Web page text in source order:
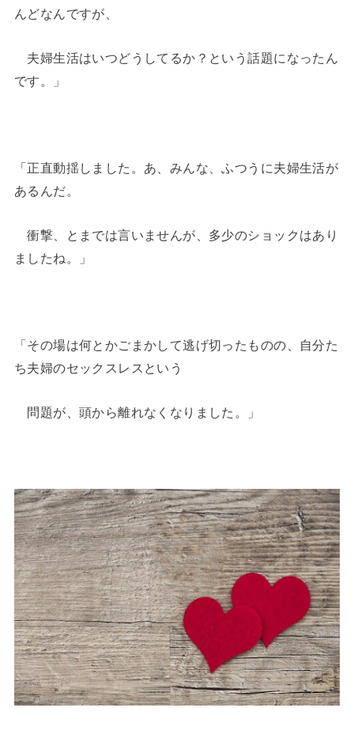
んどなんですが、
夫婦生活はいつどうしてるか？という話題になったん
です。」
「正直動揺しました。あ、みんな、ふつうに夫婦生活が
あるんだ。
衝撃、とまでは言いませんが、多少のショックはあり
ましたね。」
「その場は何とかごまかして逃げ切ったものの、自分た
ち夫婦のセックスレスという
問題が、頭から離れなくなりました。」